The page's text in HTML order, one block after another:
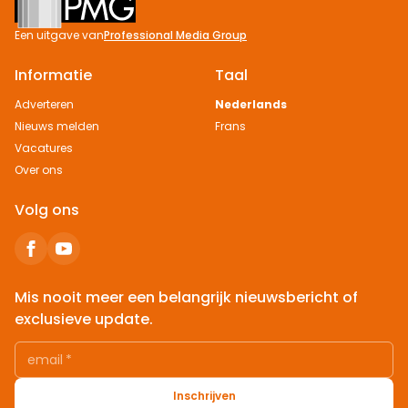
Een uitgave vanProfessional Media Group
Informatie
Adverteren
Nieuws melden
Vacatures
Over ons
Taal
Nederlands
Frans
Volg ons
Mis nooit meer een belangrijk nieuwsbericht of
exclusieve update.
email *
Inschrijven